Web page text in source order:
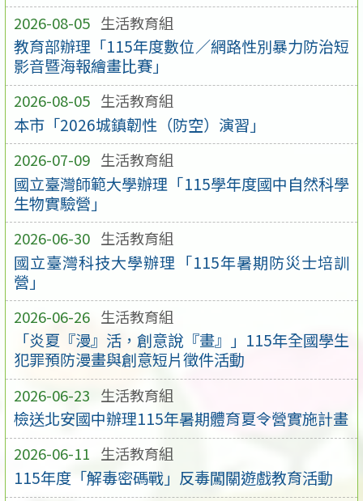
2026-08-05 生活教育組
教育部辦理「115年度數位／網路性別暴力防治短
影音暨海報繪畫比賽」
2026-08-05 生活教育組
本市「2026城鎮韌性（防空）演習」
2026-07-09 生活教育組
國立臺灣師範大學辦理「115學年度國中自然科學
生物實驗營」
2026-06-30 生活教育組
國立臺灣科技大學辦理「115年暑期防災士培訓
營」
2026-06-26 生活教育組
「炎夏『漫』活，創意說『畫』」115年全國學生
犯罪預防漫畫與創意短片徵件活動
2026-06-23 生活教育組
檢送北安國中辦理115年暑期體育夏令營實施計畫
2026-06-11 生活教育組
115年度「解毒密碼戰」反毒闖關遊戲教育活動